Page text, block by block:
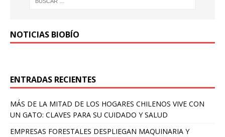
NOTICIAS BIOBÍO
ENTRADAS RECIENTES
MÁS DE LA MITAD DE LOS HOGARES CHILENOS VIVE CON
UN GATO: CLAVES PARA SU CUIDADO Y SALUD
EMPRESAS FORESTALES DESPLIEGAN MAQUINARIA Y